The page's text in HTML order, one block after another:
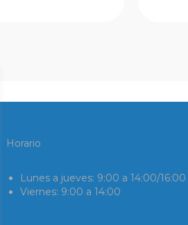
Horario
Lunes a jueves: 9:00 a 14:00/16:00
Viernes: 9:00 a 14:00